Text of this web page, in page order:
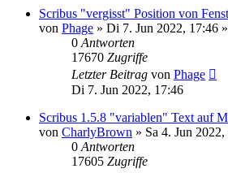
Scribus "vergisst" Position von
von Phage » Di 7. Jun 2022, 17:46
0 Antworten
17670 Zugriffe
Letzter Beitrag von Phage
Di 7. Jun 2022, 17:46
Scribus 1.5.8 "variablen" Text auf
von CharlyBrown » Sa 4. Jun
0 Antworten
17605 Zugriffe